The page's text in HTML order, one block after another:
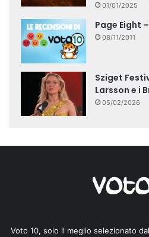
01/01/2025
Page Eight
08/11/2011
Sziget
Larsson e i
05/02/2026
Voto 10, solo il meglio selezionato